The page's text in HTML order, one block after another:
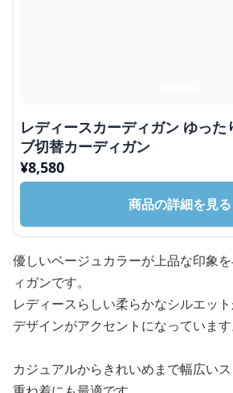
レディースカーディガン ゆった
ブ切替カーディガン
¥8,580
商品の詳細を見る
優しいベージュカラーが上品な印象
ィガンです。
レディースらしい柔らかなシルエッ
デザインがアクセントになっています
カジュアルからきれいめまで幅広いス